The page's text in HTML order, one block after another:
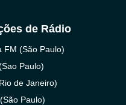
de Rádio
FM (São Paulo)
Paulo)
de Janeiro)
Paulo)